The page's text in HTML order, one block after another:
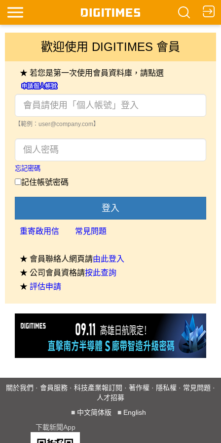
歡迎使用 DIGITIMES 會員
★ 若您是第一次使用會員資料庫，請點選
【範例：user@company.com】
忘記密碼
記住帳號密碼
登入
重寄啟用信 常見問題
★ 會員聯絡人網頁請由此登入
★ 公司會員資格請按此查詢
★ 評估申請
關於我們 · 會員服務 · 科技產業報訂閱 · 著作權 · 隱私權 · 常見問題 ·
人才招募
■ 中文简体版 ■ English
下載新聞App